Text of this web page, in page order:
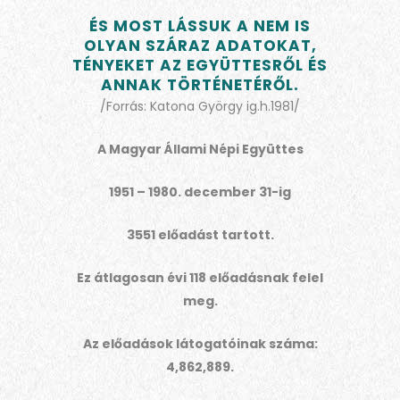
ÉS MOST LÁSSUK A NEM IS
OLYAN SZÁRAZ ADATOKAT,
TÉNYEKET AZ EGYÜTTESRŐL ÉS
ANNAK TÖRTÉNETÉRŐL.
/Forrás: Katona György ig.h.1981/
A Magyar Állami Népi Együttes
1951 – 1980. december 31-ig
3551 előadást tartott.
Ez átlagosan évi 118 előadásnak felel
meg.
Az előadások látogatóinak száma:
4,862,889.